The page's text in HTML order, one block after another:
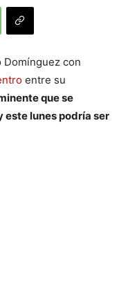
Domínguez con
entre su
que se
este lunes podría ser